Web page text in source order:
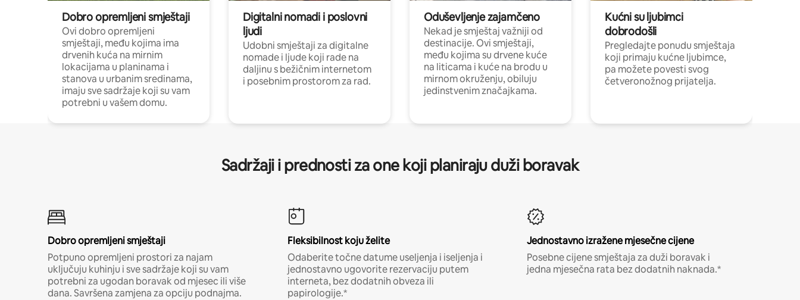
Dobro opremljeni smještaji
Ovi dobro opremljeni
smještaji, među kojima ima
drvenih kuća na mirnim
lokacijama u planinama i
stanova u urbanim sredinama,
imaju sve sadržaje koji su vam
potrebni u vašem domu.
Digitalni nomadi i poslovni
ljudi
Udobni smještaji za digitalne
nomade i ljude koji rade na
daljinu s bežičnim internetom
i posebnim prostorom za rad.
Oduševljenje zajamčeno
Nekad je smještaj važniji od
destinacije. Ovi smještaji,
među kojima su drvene kuće
na liticama i kuće na brodu u
mirnom okruženju, obiluju
jedinstvenim značajkama.
Kućni su ljubimci
dobrodošli
Pregledajte ponudu smještaja
koji primaju kućne ljubimce,
pa možete povesti svog
četveronožnog prijatelja.
Sadržaji i prednosti za one koji planiraju duži boravak
Dobro opremljeni smještaji
Potpuno opremljeni prostori za najam
uključuju kuhinju i sve sadržaje koji su vam
potrebni za ugodan boravak od mjesec ili više
dana. Savršena zamjena za opciju podnajma.
Fleksibilnost koju želite
Odaberite točne datume useljenja i iseljenja i
jednostavno ugovorite rezervaciju putem
interneta, bez dodatnih obveza ili
papirologije.*
Jednostavno izražene mjesečne cijene
Posebne cijene smještaja za duži boravak i
jedna mjesečna rata bez dodatnih naknada.*